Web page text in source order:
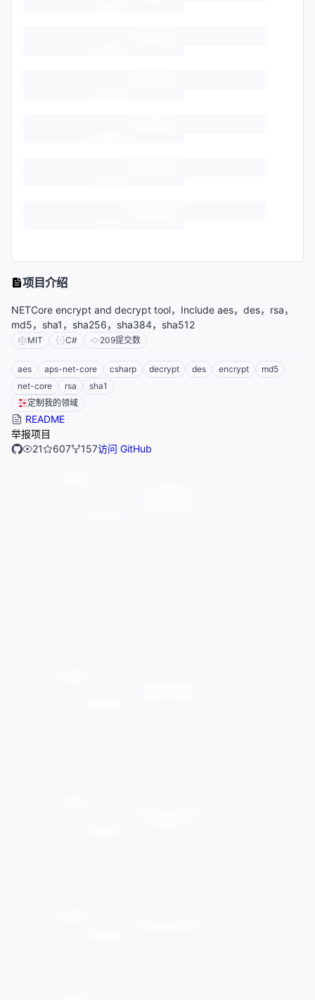
项目介绍
NETCore encrypt and decrypt tool，Include aes，des，rsa，
md5，sha1，sha256，sha384，sha512
MIT C# 209提交数
aes aps-net-core csharp decrypt des encrypt
md5
net-core
rsa
sha1
定制我的领域
README
举报项目
21
607 157访问 GitHub